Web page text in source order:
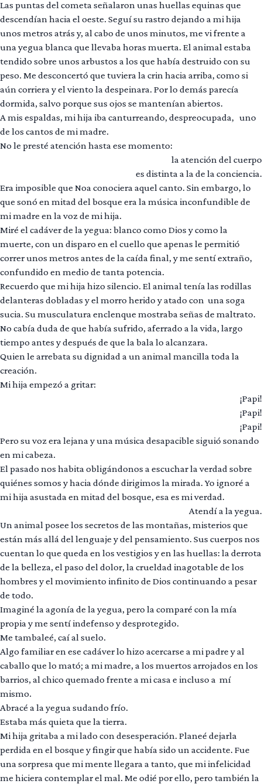
Las puntas del cometa señalaron unas huellas equinas que
descendían hacia el oeste. Seguí su rastro dejando a mi hija
unos metros atrás y, al cabo de unos minutos, me vi frente a
una yegua blanca que llevaba horas muerta. El animal estaba
tendido sobre unos arbustos a los que había destruido con su
peso. Me desconcertó que tuviera la crin hacia arriba, como si
aún corriera y el viento la despeinara. Por lo demás parecía
dormida, salvo porque sus ojos se mantenían abiertos.
A mis espaldas, mi hija iba canturreando, despreocupada, uno
de los cantos de mi madre.
No le presté atención hasta ese momento:
la atención del cuerpo
es distinta a la de la conciencia.
Era imposible que Noa conociera aquel canto. Sin embargo, lo
que sonó en mitad del bosque era la música inconfundible de
mi madre en la voz de mi hija.
Miré el cadáver de la yegua: blanco como Dios y como la
muerte, con un disparo en el cuello que apenas le permitió
correr unos metros antes de la caída final, y me sentí extraño,
confundido en medio de tanta potencia.
Recuerdo que mi hija hizo silencio. El animal tenía las rodillas
delanteras dobladas y el morro herido y atado con una soga
sucia. Su musculatura enclenque mostraba señas de maltrato.
No cabía duda de que había sufrido, aferrado a la vida, largo
tiempo antes y después de que la bala lo alcanzara.
Quien le arrebata su dignidad a un animal mancilla toda la
creación.
Mi hija empezó a gritar:
¡Papi!
¡Papi!
¡Papi!
Pero su voz era lejana y una música desapacible siguió sonando
en mi cabeza.
El pasado nos habita obligándonos a escuchar la verdad sobre
quiénes somos y hacia dónde dirigimos la mirada. Yo ignoré a
mi hija asustada en mitad del bosque, esa es mi verdad.
Atendí a la yegua.
Un animal posee los secretos de las montañas, misterios que
están más allá del lenguaje y del pensamiento. Sus cuerpos nos
cuentan lo que queda en los vestigios y en las huellas: la derrota
de la belleza, el paso del dolor, la crueldad inagotable de los
hombres y el movimiento infinito de Dios continuando a pesar
de todo.
Imaginé la agonía de la yegua, pero la comparé con la mía
propia y me sentí indefenso y desprotegido.
Me tambaleé, caí al suelo.
Algo familiar en ese cadáver lo hizo acercarse a mi padre y al
caballo que lo mató; a mi madre, a los muertos arrojados en los
barrios, al chico quemado frente a mi casa e incluso a mí
mismo.
Abracé a la yegua sudando frío.
Estaba más quieta que la tierra.
Mi hija gritaba a mi lado con desesperación. Planeé dejarla
perdida en el bosque y fingir que había sido un accidente. Fue
una sorpresa que mi mente llegara a tanto, que mi infelicidad
me hiciera contemplar el mal. Me odié por ello, pero también la